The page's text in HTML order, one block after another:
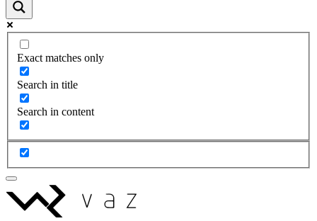
Exact matches only
Search in title
Search in content